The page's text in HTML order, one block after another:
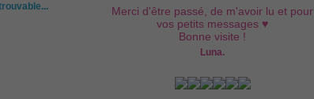
Merci d'être passé, de m'avoir lu et pour
vos petits messages ♥
Bonne visite !
Luna.